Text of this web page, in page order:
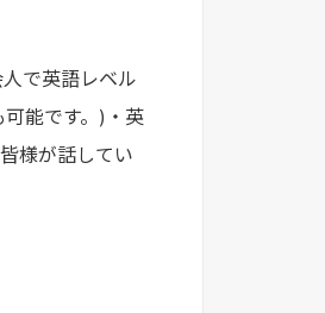
で英語レベル
能です。)・英
様が話してい